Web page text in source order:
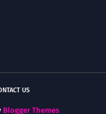
US
Blogger Themes